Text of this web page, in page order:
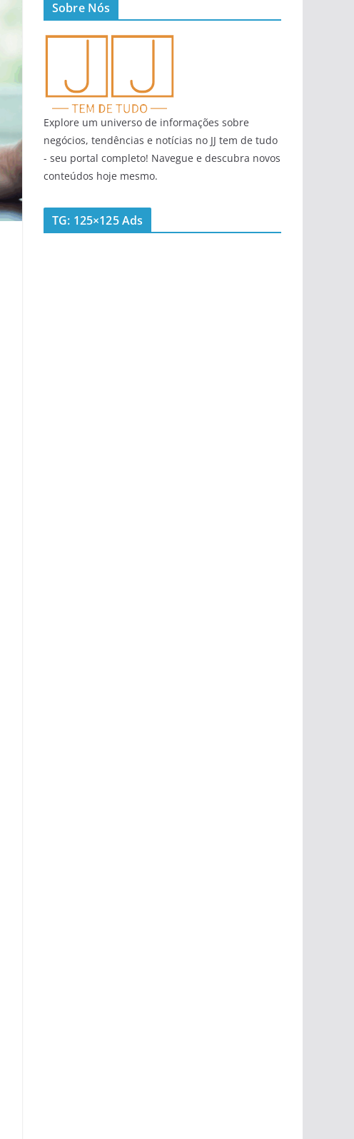
Sobre Nós
Explore um universo de informações sobre
negócios, tendências e notícias no JJ tem de tudo
- seu portal completo! Navegue e descubra novos
conteúdos hoje mesmo.
TG: 125×125 Ads